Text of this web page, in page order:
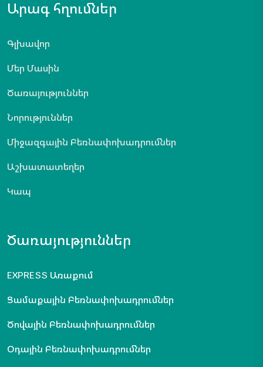
Արագ հղումներ
Գլխավոր
Մեր Մասին
Ծառայություններ
Նորություններ
Միջազգային Բեռնափոխադրումներ
Աշխատատեղեր
Կապ
Ծառայություններ
EXPRESS Առաքում
Ցամաքային Բեռնափոխադրումներ
Ծովային Բեռնափոխադրումներ
Օդային Բեռնափոխադրումներ